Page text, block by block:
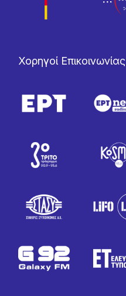
Χορηγοί Επικοινωνίας